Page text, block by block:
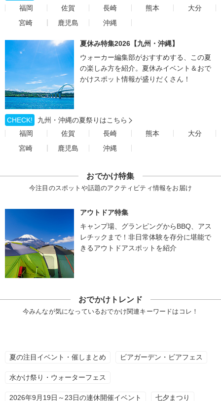
福岡
佐賀 長崎 熊本
大分
宮崎
鹿児島 沖縄
夏休み特集2026【九州・沖縄】
ウォーカー編集部がおすすめする、この夏
の楽しみ方を紹介。夏休みイベント＆おで
かけスポット情報が盛りだくさん！
CHECK!
九州・沖縄の夏祭りはこちら
福岡
佐賀 長崎 熊本
大分
宮崎
鹿児島 沖縄
おでかけ特集
今注目のスポットや話題のアクティビティ情報をお届け
アウトドア特集
キャンプ場、グランピングからBBQ、アス
レチックまで！非日常体験を存分に堪能で
きるアウトドアスポットを紹介
おでかけトレンド
今みんなが気になっているおでかけ関連キーワードはコレ！
夏の注目イベント・催しまとめ ビアガーデン・ビアフェス
水かけ祭り・ウォーターフェス
2026年9月19日～23日の連休開催イベント 七夕まつり